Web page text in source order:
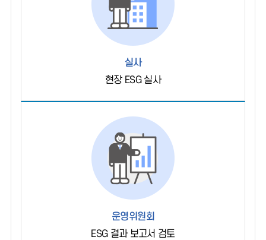
실사
현장 ESG 실사
운영위원회
ESG 결과 보고서 검토